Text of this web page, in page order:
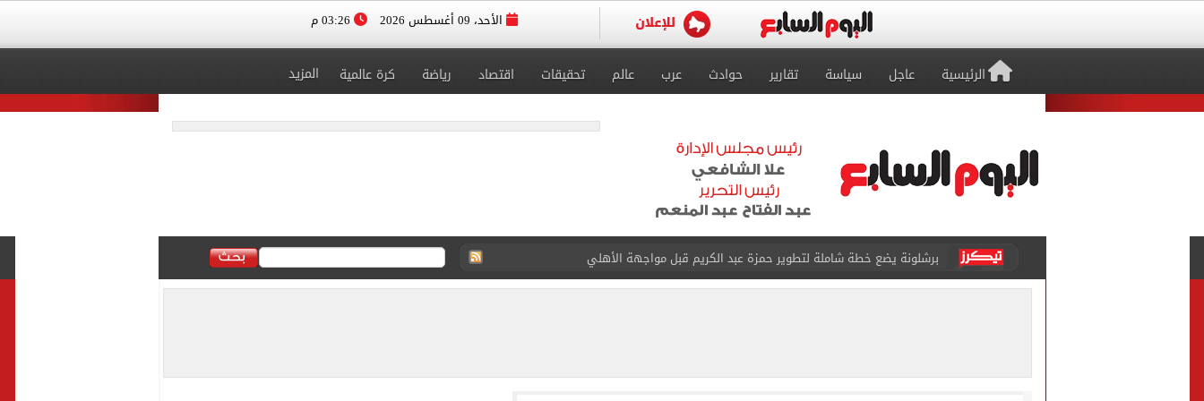
الأحد، 09 أغسطس 2026
الرئيسية عاجل سياسة تقارير حوادث عرب عالم تحقيقات اقتصاد رياضة كرة عالمية المزيد
عدد المشتغلين فى مصر يرتفع إلى 274 ألف مشتغل خلال أبريل - يونيه 2026
متى يتزوج رونالدو وجورجينا؟.. والبرتغاليون يكشفون حقيقة «8 أغسطس»
عمر مرموش يقود مانشستر سيتي فى ودية أتلتيكو مدريد